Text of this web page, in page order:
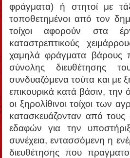
φράγματα) ή στητοί με
τοποθετημένοι από τον
τοίχοι αφορούν στα
καταστρεπτικούς
χαμηλά φράγματα βάρους
σύνολης διευθέτησης
συνδυαζόμενα τούτα και με
επικουρικά κατά βάσιν, την
οι ξηρολίθινοι τοίχοι των
κατασκευάζονταν από
εδαφών για την
συνέχεια, εντασσόμενη η
διευθέτησης που